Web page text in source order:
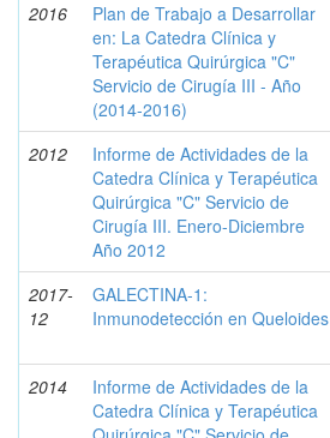
2016
Plan de Trabajo a Desarrollar
en: La Catedra Clínica y
Terapéutica Quirúrgica "C"
Servicio de Cirugía III - Año
(2014-2016)
2012
Informe de Actividades de la
Catedra Clínica y Terapéutica
Quirúrgica "C" Servicio de
Cirugía III. Enero-Diciembre
Año 2012
2017-
12
GALECTINA-1:
Inmunodetección en Queloides
2014
Informe de Actividades de la
Catedra Clínica y Terapéutica